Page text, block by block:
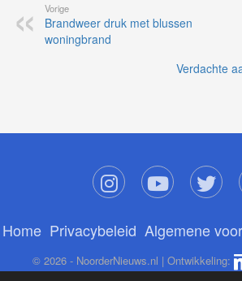
Vorige
Brandweer druk met blussen
woningbrand
Verdachte
Home Privacybeleid Algemene
© 2026 - NoorderNieuws.nl | Ontwikkeling: